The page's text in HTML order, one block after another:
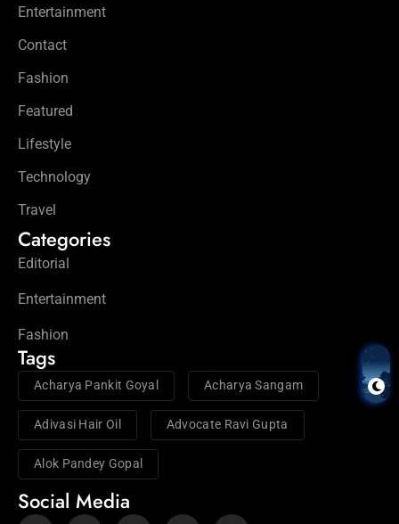
Entertainment
Contact
Fashion
Featured
Lifestyle
Technology
Travel
Categories
Editorial
Entertainment
Fashion
Tags
Acharya Pankit Goyal Acharya Sangam
Adivasi Hair Oil Advocate Ravi Gupta
Alok Pandey Gopal
Social Media